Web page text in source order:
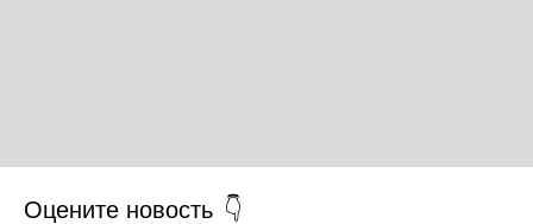
Оцените новость